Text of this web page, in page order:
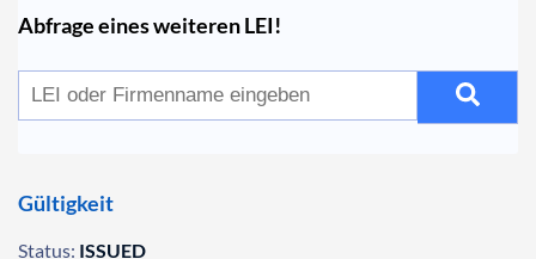
Abfrage eines weiteren LEI!
Gültigkeit
Status: ISSUED